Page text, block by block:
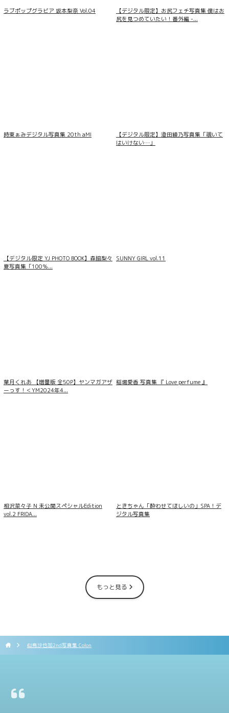
ラブポップグラビア 坂本梨奈 Vol.04
【デジタル限定】お尻フェチ写真集 僕はお
尻を見つめていたい！番外編 -...
時東ぁみデジタル写真集 20th aMI
【デジタル限定】澄田綾乃写真集「覗いて
はいけない…」
【デジタル限定 YJ PHOTO BOOK】森脇梨々
夏写真集「100％...
SUNNY GIRL vol.11
葉月くれあ 【増量版 全50P】ヤンマガアザ
ーっす！＜YM2024年4...
稲場愛香 写真集 『 Love perfume 』
相沢菜々子 N 未公開スペシャルEdition
vol.2 FRIDA...
ときちゃん「酔わせてほしいの」SPA！デ
ジタル写真集
もっと見る
似鳥沙也加2nd写真集 Colon